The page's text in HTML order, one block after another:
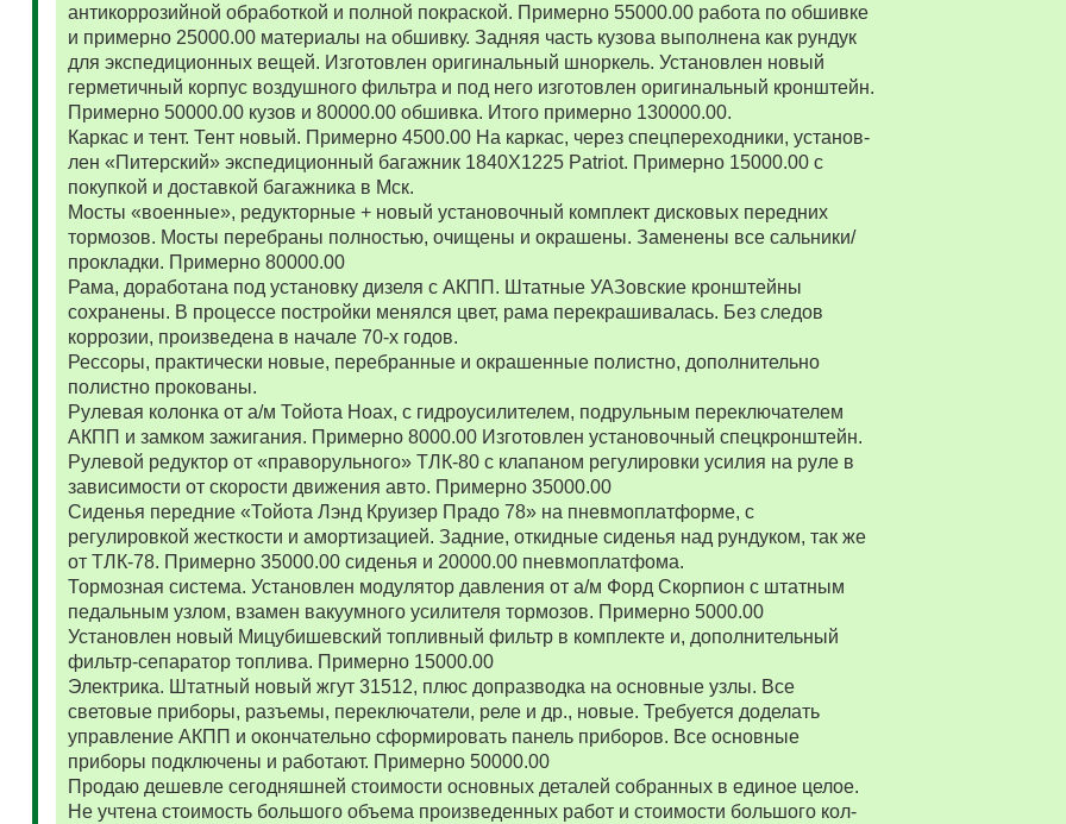
антикоррозийной обработкой и полной покраской. Примерно 55000.00 работа по обшивке
и примерно 25000.00 материалы на обшивку. Задняя часть кузова выполнена как рундук
для экспедиционных вещей. Изготовлен оригинальный шноркель. Установлен новый
герметичный корпус воздушного фильтра и под него изготовлен оригинальный кронштейн.
Примерно 50000.00 кузов и 80000.00 обшивка. Итого примерно 130000.00.
Каркас и тент. Тент новый. Примерно 4500.00 На каркас, через спецпереходники, установ-
лен «Питерский» экспедиционный багажник 1840Х1225 Patriot. Примерно 15000.00 с
покупкой и доставкой багажника в Мск.
Мосты «военные», редукторные + новый установочный комплект дисковых передних
тормозов. Мосты перебраны полностью, очищены и окрашены. Заменены все сальники/
прокладки. Примерно 80000.00
Рама, доработана под установку дизеля с АКПП. Штатные УАЗовские кронштейны
сохранены. В процессе постройки менялся цвет, рама перекрашивалась. Без следов
коррозии, произведена в начале 70-х годов.
Рессоры, практически новые, перебранные и окрашенные полистно, дополнительно
полистно прокованы.
Рулевая колонка от а/м Тойота Ноах, с гидроусилителем, подрульным переключателем
АКПП и замком зажигания. Примерно 8000.00 Изготовлен установочный спецкронштейн.
Рулевой редуктор от «праворульного» ТЛК-80 с клапаном регулировки усилия на руле в
зависимости от скорости движения авто. Примерно 35000.00
Сиденья передние «Тойота Лэнд Круизер Прадо 78» на пневмоплатформе, с
регулировкой жесткости и амортизацией. Задние, откидные сиденья над рундуком, так же
от ТЛК-78. Примерно 35000.00 сиденья и 20000.00 пневмоплатфома.
Тормозная система. Установлен модулятор давления от а/м Форд Скорпион с штатным
педальным узлом, взамен вакуумного усилителя тормозов. Примерно 5000.00
Установлен новый Мицубишевский топливный фильтр в комплекте и, дополнительный
фильтр-сепаратор топлива. Примерно 15000.00
Электрика. Штатный новый жгут 31512, плюс допразводка на основные узлы. Все
световые приборы, разъемы, переключатели, реле и др., новые. Требуется доделать
управление АКПП и окончательно сформировать панель приборов. Все основные
приборы подключены и работают. Примерно 50000.00
Продаю дешевле сегодняшней стоимости основных деталей собранных в единое целое.
Не учтена стоимость большого объема произведенных работ и стоимости большого кол-